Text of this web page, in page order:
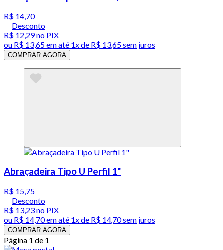
R$ 14,70
Desconto
R$ 12,29no PIX
ou R$ 13,65em até 1x de R$ 13,65sem juros
COMPRAR AGORA
Abraçadeira Tipo U Perfil 1"
R$ 15,75
Desconto
R$ 13,23no PIX
ou R$ 14,70em até 1x de R$ 14,70sem juros
COMPRAR AGORA
Página 1 de 1